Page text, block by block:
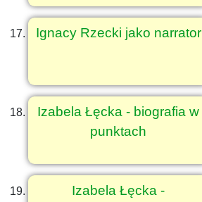
Ignacy Rzecki jako narrator
Izabela Łęcka - biografia w
punktach
Izabela Łęcka -